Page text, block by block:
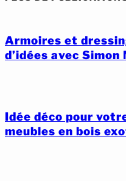
Armoires et
d’idées avec Simon
Idée déco pour
meubles en bois